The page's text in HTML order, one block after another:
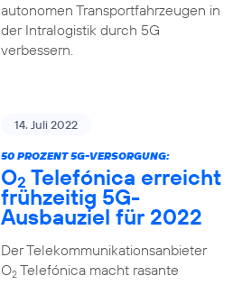
autonomen Transportfahrzeugen in
der Intralogistik durch 5G
verbessern.
14. Juli 2022
50 PROZENT 5G-VERSORGUNG:
O2 Telefónica erreicht
frühzeitig 5G-
Ausbauziel für 2022
Der Telekommunikationsanbieter
O2Telefónica macht rasante